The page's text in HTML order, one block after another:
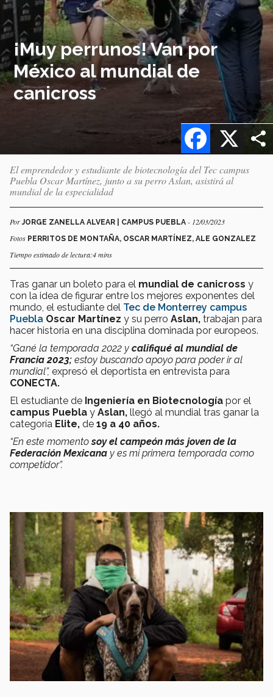
¡Muy perrunos! Van por
México al mundial de
canicross
X
Facebook
El emprendedor y estudiante de biotecnología del Tec campus
Puebla Oscar Martínez, junto a su perro Aslan, asistirá al
mundial de la especialidad
PorJORGE ZANELLA ALVEAR | CAMPUS PUEBLA - 12/03/2023
Fotos PERRITOS DE MONTAÑA, OSCAR MARTÍNEZ, ALE GONZALEZ
Tiempo estimado de lectura:4 mins
Tras ganar un boleto para el mundial de canicross y
con la idea de figurar entre los mejores exponentes del
mundo, el estudiante del Tec de Monterrey campus
Puebla Oscar Martínez y su perro Aslan, trabajan para
hacer historia en una disciplina dominada por europeos.
“Gané la temporada 2022 y califiqué al mundial de
Francia 2023; estoy buscando apoyo para poder ir al
mundial”, expresó el deportista en entrevista para
CONECTA.
El estudiante de Ingeniería en Biotecnología por el
campus Puebla y Aslan, llegó al mundial tras ganar la
categoría Elite, de 19 a 40 años.
“En este momentosoy el campeón más joven de la
Federación Mexicana y es mi primera temporada como
competidor”.